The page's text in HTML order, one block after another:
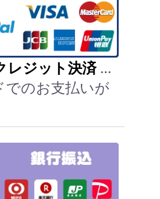
レジット決済…
でのお支払いが